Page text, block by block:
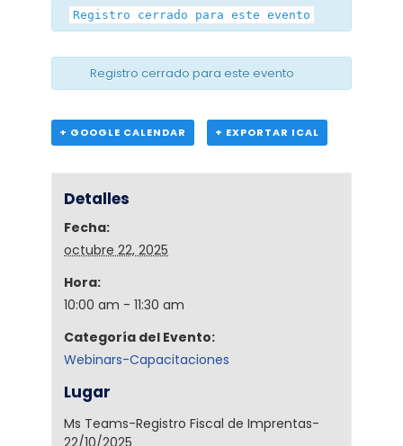
Registro cerrado para este evento
Registro cerrado para este evento
+ GOOGLE CALENDAR + EXPORTAR ICAL
Detalles
Fecha:
octubre 22, 2025
Hora:
10:00 am - 11:30 am
Categoría del Evento:
Webinars-Capacitaciones
Lugar
Ms Teams-Registro Fiscal de Imprentas-